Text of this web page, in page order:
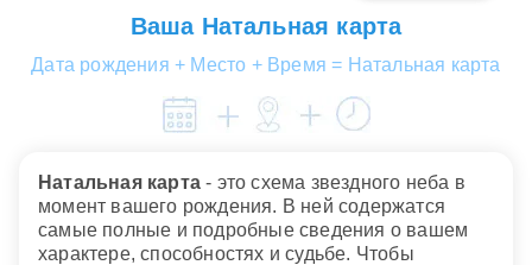
Альберт Хьюз
Американский продюсер, режиссер, сценарист,
Ваша Натальная карта
Дата рождения + Место + Время = Натальная карта
Натальная карта - это схема звездного неба в
момент вашего рождения. В ней содержатся
самые полные и подробные сведения о вашем
характере, способностях и судьбе. Чтобы